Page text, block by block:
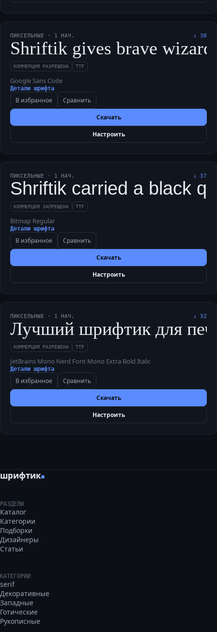
ПИКСЕЛЬНЫЕ · 1 НАЧ. ↓ 38
Shriftik gives brave
КОММЕРЦИЯ РАЗРЕШЕНА TTF
Google Sans Code
Детали шрифта
В избранное Сравнить
Скачать
Настроить
ПИКСЕЛЬНЫЕ · 1 НАЧ. ↓ 37
Shriftik carried a black
КОММЕРЦИЯ ЗАПРЕЩЕНА TTF
Bitmap Regular
Детали шрифта
В избранное Сравнить
Скачать
Настроить
ПИКСЕЛЬНЫЕ · 1 НАЧ. ↓ 32
Лучший шрифтик для
КОММЕРЦИЯ РАЗРЕШЕНА TTF
JetBrains Mono Nerd Font Mono Extra Bold Italic
Детали шрифта
В избранное Сравнить
Скачать
Настроить
шрифтик
РАЗДЕЛЫ
Каталог
Категории
Подборки
Дизайнеры
Статьи
КАТЕГОРИИ
serif
Декоративные
Западные
Готические
Рукописные